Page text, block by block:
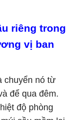
riêng trong
vị ban
chuyển nó từ
để qua đêm.
độ phòng